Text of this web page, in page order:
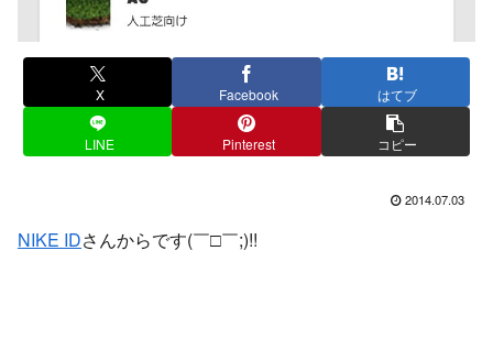
X Facebook はてブ
LINE Pinterest コピー
2014.07.03
NIKE IDさんからです(￣□￣;)!!